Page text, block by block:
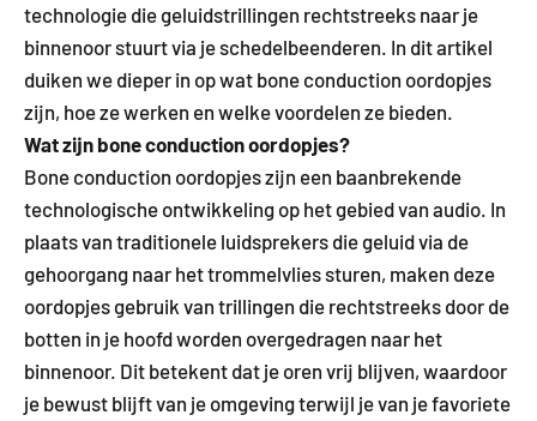
technologie die geluidstrillingen rechtstreeks naar je
binnenoor stuurt via je schedelbeenderen. In dit artikel
duiken we dieper in op wat bone conduction oordopjes
zijn, hoe ze werken en welke voordelen ze bieden.
Wat zijn bone conduction oordopjes?
Bone conduction oordopjes zijn een baanbrekende
technologische ontwikkeling op het gebied van audio. In
plaats van traditionele luidsprekers die geluid via de
gehoorgang naar het trommelvlies sturen, maken deze
oordopjes gebruik van trillingen die rechtstreeks door de
botten in je hoofd worden overgedragen naar het
binnenoor. Dit betekent dat je oren vrij blijven, waardoor
je bewust blijft van je omgeving terwijl je van je favoriete